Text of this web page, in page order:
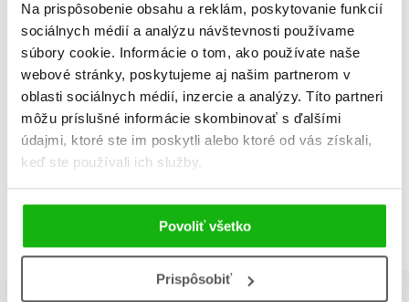
Na prispôsobenie obsahu a reklám, poskytovanie funkcií
sociálnych médií a analýzu návštevnosti používame
súbory cookie. Informácie o tom, ako používate naše
webové stránky, poskytujeme aj našim partnerom v
oblasti sociálnych médií, inzercie a analýzy. Títo partneri
môžu príslušné informácie skombinovať s ďalšími
údajmi, ktoré ste im poskytli alebo ktoré od vás získali,
keď ste používali ich služby.
Povoliť všetko
Prispôsobiť
500 senzácií o
dinosauroch
Hans Geel, Angela García
500 senzácií o
zvieratách
Hans Geel, Angela García
Celkom kníh: